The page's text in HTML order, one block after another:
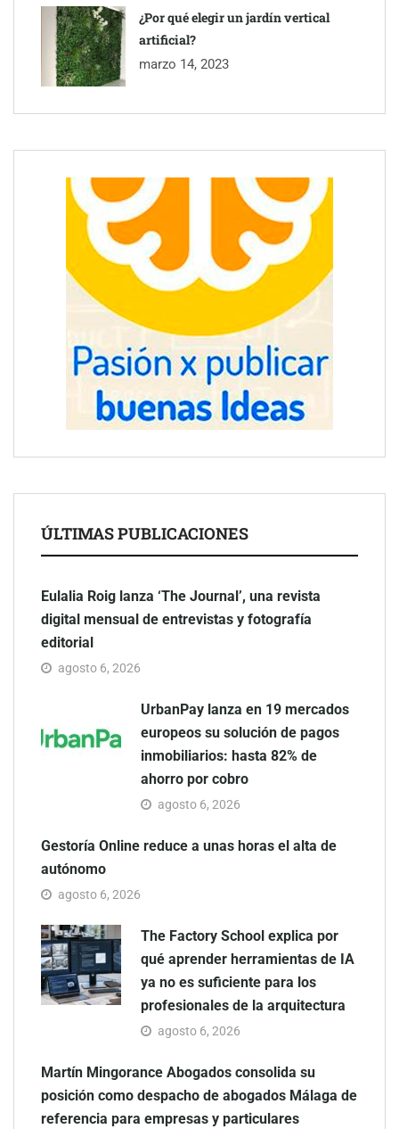
¿Por qué elegir un jardín vertical
artificial?
marzo 14, 2023
ÚLTIMAS PUBLICACIONES
Eulalia Roig lanza ‘The Journal’, una revista
digital mensual de entrevistas y fotografía
editorial
agosto 6, 2026
UrbanPay lanza en 19 mercados
europeos su solución de pagos
inmobiliarios: hasta 82% de
ahorro por cobro
agosto 6, 2026
Gestoría Online reduce a unas horas el alta de
autónomo
agosto 6, 2026
The Factory School explica por
qué aprender herramientas de IA
ya no es suficiente para los
profesionales de la arquitectura
agosto 6, 2026
Martín Mingorance Abogados consolida su
posición como despacho de abogados Málaga de
referencia para empresas y particulares